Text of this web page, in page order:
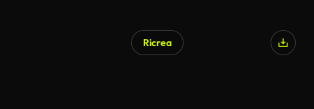
Ricrea